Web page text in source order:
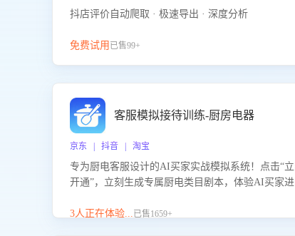
抖店评价自动爬取 · 极速导出 · 深度分析
免费试用 已售99+
客服模拟接待训练-厨房电器
京东 | 抖音 | 淘宝
专为厨电客服设计的AI买家实战模拟系统！点击“
开通”，立刻生成专属厨电类目剧本，体验AI买家
能咨询”等真实场景应对技巧！
3人正在体验...已售1659+